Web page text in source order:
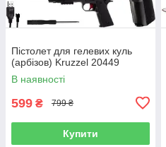
Пістолет для гелевих куль
(арбізов) Kruzzel 20449
В наявності
599 ₴ 799 ₴
Купити